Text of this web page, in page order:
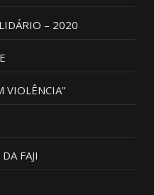
– 2020
VIOLÊNCIA”
FAJI